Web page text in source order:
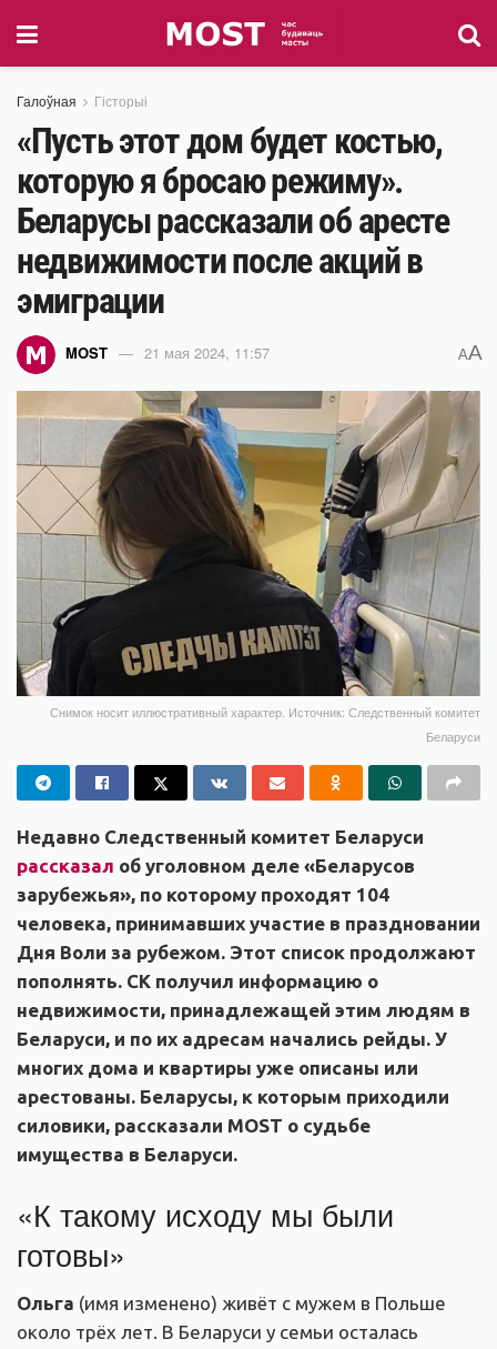
Галоўная Гісторыі
«Пусть этот дом будет костью,
которую я бросаю режиму».
Беларусы рассказали об аресте
недвижимости после акций в
эмиграции
MOST 21 мая 2024, 11:57 AA
Снимок носит иллюстративный характер. Источник: Следственный комитет
Беларуси
Недавно Следственный комитет Беларуси
рассказал об уголовном деле «Беларусов
зарубежья», по которому проходят 104
человека, принимавших участие в праздновании
Дня Воли за рубежом. Этот список продолжают
пополнять. СК получил информацию о
недвижимости, принадлежащей этим людям в
Беларуси, и по их адресам начались рейды. У
многих дома и квартиры уже описаны или
арестованы. Беларусы, к которым приходили
силовики, рассказали MOST о судьбе
имущества в Беларуси.
«К такому исходу мы были
готовы»
Ольга (имя изменено) живёт с мужем в Польше
около трёх лет. В Беларуси у семьи осталась